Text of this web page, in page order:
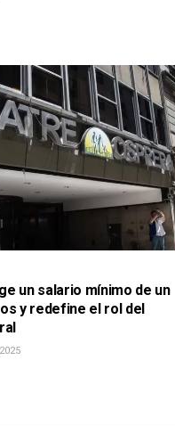
un salario mínimo de un
y redefine el rol del